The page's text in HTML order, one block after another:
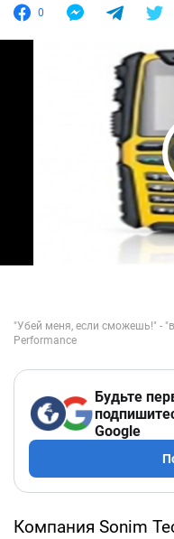
0
Будьте
Google
Компания Sonim